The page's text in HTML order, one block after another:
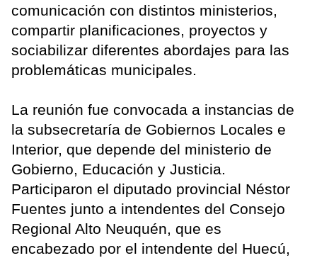
comunicación con distintos ministerios,
compartir planificaciones, proyectos y
sociabilizar diferentes abordajes para las
problemáticas municipales.
La reunión fue convocada a instancias de
la subsecretaría de Gobiernos Locales e
Interior, que depende del ministerio de
Gobierno, Educación y Justicia.
Participaron el diputado provincial Néstor
Fuentes junto a intendentes del Consejo
Regional Alto Neuquén, que es
encabezado por el intendente del Huecú,